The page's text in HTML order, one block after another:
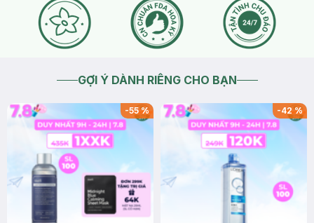
GỢI Ý DÀNH RIÊNG CHO BẠN
-55% -42%